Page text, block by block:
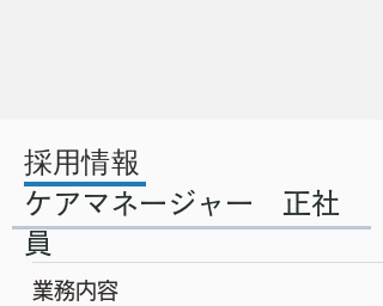
採用情報
ケアマネージャー 正社
員
業務内容